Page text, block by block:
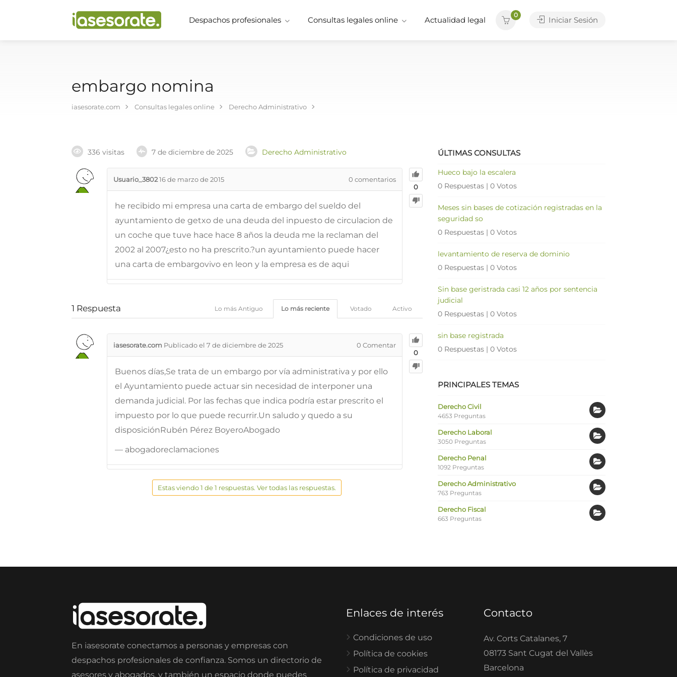
Despachos profesionales Consultas legales online Actualidad legal
0
Iniciar Sesión
embargo nomina
iasesorate.com Consultas legales online Derecho Administrativo
336 visitas 7 de diciembre de 2025 Derecho Administrativo
0
Usuario_380216 de marzo de 2015 0 comentarios
he recibido mi empresa una carta de embargo del sueldo del
ayuntamiento de getxo de una deuda del inpuesto de circulacion de
un coche que tuve hace hace 8 años la deuda me la reclaman del
2002 al 2007¿esto no ha prescrito.?un ayuntamiento puede hacer
una carta de embargovivo en leon y la empresa es de aqui
1 Respuesta Activo
Votado
Lo más reciente
Lo más Antiguo
0
iasesorate.com Publicado el 7 de diciembre de 2025 0 Comentar
Buenos días,Se trata de un embargo por vía administrativa y por ello
el Ayuntamiento puede actuar sin necesidad de interponer una
demanda judicial. Por las fechas que indica podría estar prescrito el
impuesto por lo que puede recurrir.Un saludo y quedo a su
disposiciónRubén Pérez BoyeroAbogado
— abogadoreclamaciones
Estas viendo 1 de 1 respuestas. Ver todas las respuestas.
ÚLTIMAS CONSULTAS
Hueco bajo la escalera
0 Respuestas | 0 Votos
Meses sin bases de cotización registradas en la
seguridad so
0 Respuestas | 0 Votos
levantamiento de reserva de dominio
0 Respuestas | 0 Votos
Sin base geristrada casi 12 años por sentencia
judicial
0 Respuestas | 0 Votos
sin base registrada
0 Respuestas | 0 Votos
PRINCIPALES TEMAS
Derecho Civil
4653 Preguntas
Derecho Laboral
3050 Preguntas
Derecho Penal
1092 Preguntas
Derecho Administrativo
763 Preguntas
Derecho Fiscal
663 Preguntas
En iasesorate conectamos a personas y empresas con
despachos profesionales de confianza. Somos un directorio de
asesores y abogados, y también un espacio donde puedes
Enlaces de interés
Condiciones de uso
Política de cookies
Política de privacidad
Contacto
Av. Corts Catalanes, 7
08173 Sant Cugat del Vallès
Barcelona